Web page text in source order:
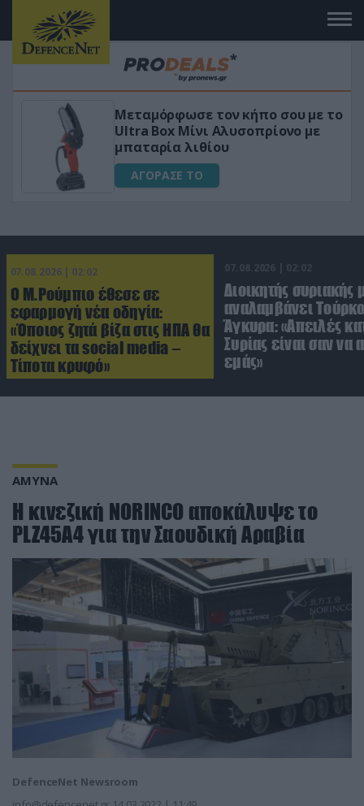
Μεταμόρφωσε τον κήπο σου με το
Ultra Box Μίνι Αλυσοπρίονο με
μπαταρία λιθίου
ΑΓΟΡΑΣΕ ΤΟ
07.08.2026 | 02:02
Ο Μ.Ρούμπιο έθεσε σε
εφαρμογή νέα οδηγία:
«Όποιος ζητά βίζα στις ΗΠΑ θα
δείχνει τα social media –
Τίποτα κρυφό»
07.08.2026 | 02:02
Διοικητής συριακής
αναλαμβάνει
Άγκυρα: «Απειλές
Συρίας είναι σαν να
εμάς»
ΑΜΥΝΑ
Η κινεζική NORINCO αποκάλυψε το
PLZ45A4 για την Σαουδική Αραβία
DefenceNet Newsroom